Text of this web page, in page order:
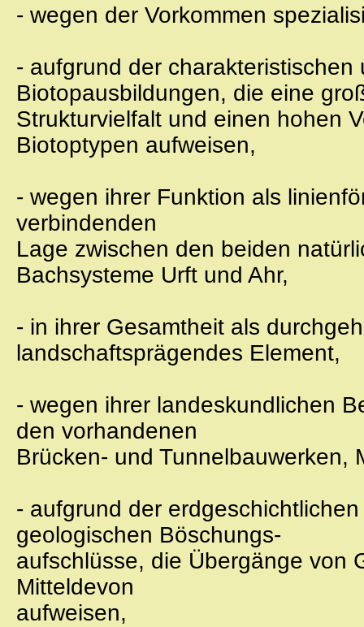
- wegen der Vorkommen
- aufgrund der
Biotopausbildungen, die eine
Strukturvielfalt und einen hohen
Biotoptypen aufweisen,
- wegen ihrer Funktion als
verbindenden
Lage zwischen den beiden
Bachsysteme Urft und Ahr,
- in ihrer Gesamtheit als
landschaftsprägendes Element,
- wegen ihrer landeskundlichen
den vorhandenen
Brücken- und Tunnelbauwerken,
- aufgrund der
geologischen Böschungs-
aufschlüsse, die Übergänge von
Mitteldevon
aufweisen,